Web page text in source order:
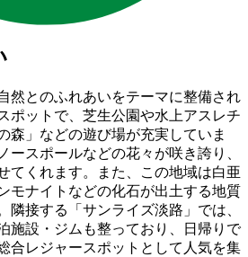
然とのふれあいをテーマに整備され
ポットで、芝生公園や水上アスレチ
森」などの遊び場が充実していま
ースポールなどの花々が咲き誇り、
てくれます。また、この地域は白亜
モナイトなどの化石が出土する地質
隣接する「サンライズ淡路」では、
施設・ジムも整っており、日帰りで
合レジャースポットとして人気を集